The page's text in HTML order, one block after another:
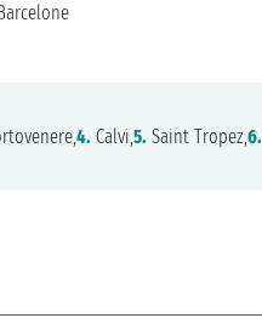
Barcelone
4. Calvi,5. Saint Tropez,6.